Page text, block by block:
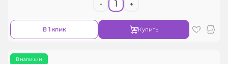
- +
В 1 клик Купить
В наличии